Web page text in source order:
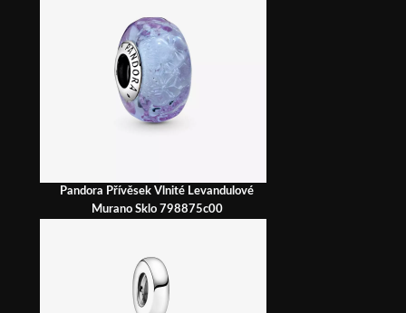
Pandora Přívěsek Vlnité Levandulové
Murano Sklo 798875c00